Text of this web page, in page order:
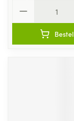
Bestel